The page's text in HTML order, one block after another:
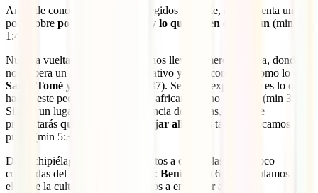
Antes de conocer los destinos elegidos por Sele, nos comenta un
poco sobre por qué los escogió y lo que tienen en común (min
1:45).
Nuestra vuelta al mundo sonora nos lleva primero a África, donde
nos espera un gran destino alternativo y poco conocido como lo es
Santo Tomé y Príncipe
(min 2:37). Sele nos explica qué es lo que
hace a este pequeño archipiélago africano digno de visita (min 3:41).
Sin ser un lugar con mucha afluencia de turistas, seguro te
preguntarás qué tan difícil es viajar allí
; pues también tocamos ese
punto (min 5:33).
Del archipiélago nos vamos directos a otra de las joyas poco
conocidas del continente africano: Benín
(min 6:12). Hablamos con
el sobre la cultura y qué nos vamos a encontrar allí.